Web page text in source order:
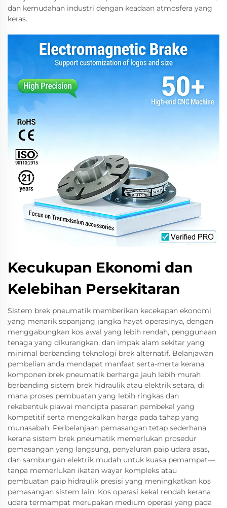
dan kemudahan industri dengan keadaan atmosfera yang
keras.
Kecukupan Ekonomi dan
Kelebihan Persekitaran
Sistem brek pneumatik memberikan kecekapan ekonomi
yang menarik sepanjang jangka hayat operasinya, dengan
menggabungkan kos awal yang lebih rendah, penggunaan
tenaga yang dikurangkan, dan impak alam sekitar yang
minimal berbanding teknologi brek alternatif. Belanjawan
pembelian anda mendapat manfaat serta-merta kerana
komponen brek pneumatik berharga jauh lebih murah
berbanding sistem brek hidraulik atau elektrik setara, di
mana proses pembuatan yang lebih ringkas dan
rekabentuk piawai mencipta pasaran pembekal yang
kompetitif serta mengekalkan harga pada tahap yang
munasabah. Perbelanjaan pemasangan tetap sederhana
kerana sistem brek pneumatik memerlukan prosedur
pemasangan yang langsung, penyaluran paip udara asas,
dan sambungan elektrik mudah untuk kuasa pemampat—
tanpa memerlukan ikatan wayar kompleks atau
pembuatan paip hidraulik presisi yang meningkatkan kos
pemasangan sistem lain. Kos operasi kekal rendah kerana
udara termampat merupakan medium operasi yang pada